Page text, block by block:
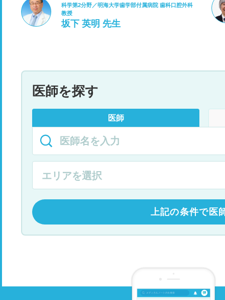
科学第2分野／明海大学歯学部付属病院 歯科口腔外科
教授
坂下 英明 先生
医師を探す
医師
上記の条件で医